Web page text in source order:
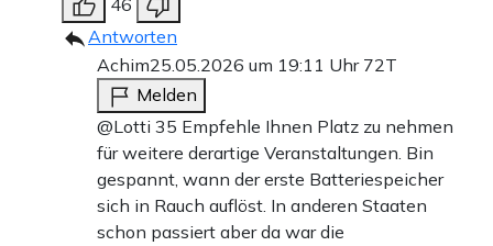
46
Antworten
Achim25.05.2026 um 19:11 Uhr 72T
Melden
@Lotti 35 Empfehle Ihnen Platz zu nehmen
für weitere derartige Veranstaltungen. Bin
gespannt, wann der erste Batteriespeicher
sich in Rauch auflöst. In anderen Staaten
schon passiert aber da war die